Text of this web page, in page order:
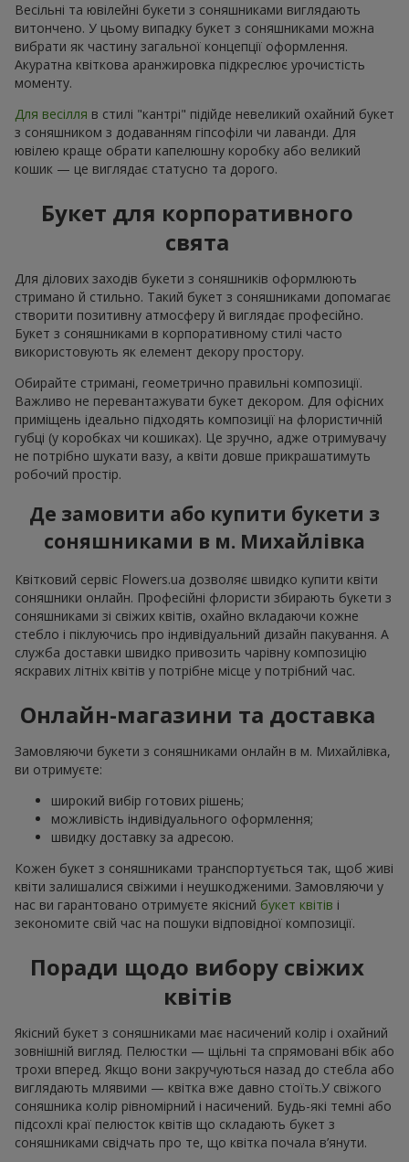
Весільні та ювілейні букети з соняшниками виглядають
витончено. У цьому випадку букет з соняшниками можна
вибрати як частину загальної концепції оформлення.
Акуратна квіткова аранжировка підкреслює урочистість
моменту.
Для весілля в стилі "кантрі" підійде невеликий охайний букет
з соняшником з додаванням гіпсофіли чи лаванди. Для
ювілею краще обрати капелюшну коробку або великий
кошик — це виглядає статусно та дорого.
Букет для корпоративного
свята
Для ділових заходів букети з соняшників оформлюють
стримано й стильно. Такий букет з соняшниками допомагає
створити позитивну атмосферу й виглядає професійно.
Букет з соняшниками в корпоративному стилі часто
використовують як елемент декору простору.
Обирайте стримані, геометрично правильні композиції.
Важливо не перевантажувати букет декором. Для офісних
приміщень ідеально підходять композиції на флористичній
губці (у коробках чи кошиках). Це зручно, адже отримувачу
не потрібно шукати вазу, а квіти довше прикрашатимуть
робочий простір.
Де замовити або купити букети з
соняшниками в м. Михайлівка
Квітковий сервіс Flowers.ua дозволяє швидко купити квіти
соняшники онлайн. Професійні флористи збирають букети з
соняшниками зі свіжих квітів, охайно вкладаючи кожне
стебло і піклуючись про індивідуальний дизайн пакування. А
служба доставки швидко привозить чарівну композицію
яскравих літніх квітів у потрібне місце у потрібний час.
Онлайн-магазини та доставка
Замовляючи букети з соняшниками онлайн в м. Михайлівка,
ви отримуєте:
широкий вибір готових рішень;
можливість індивідуального оформлення;
швидку доставку за адресою.
Кожен букет з соняшниками транспортується так, щоб живі
квіти залишалися свіжими і неушкодженими. Замовляючи у
нас ви гарантовано отримуєте якісний букет квітів і
зекономите свій час на пошуки відповідної композиції.
Поради щодо вибору свіжих
квітів
Якісний букет з соняшниками має насичений колір і охайний
зовнішній вигляд. Пелюстки — щільні та спрямовані вбік або
трохи вперед. Якщо вони закручуються назад до стебла або
виглядають млявими — квітка вже давно стоїть.У свіжого
соняшника колір рівномірний і насичений. Будь-які темні або
підсохлі краї пелюсток квітів що складають букет з
соняшниками свідчать про те, що квітка почала в’янути.